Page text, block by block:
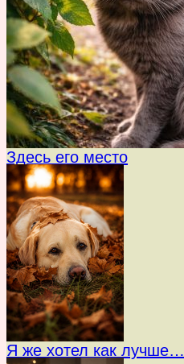
Здесь его место
Я же хотел как лучше…